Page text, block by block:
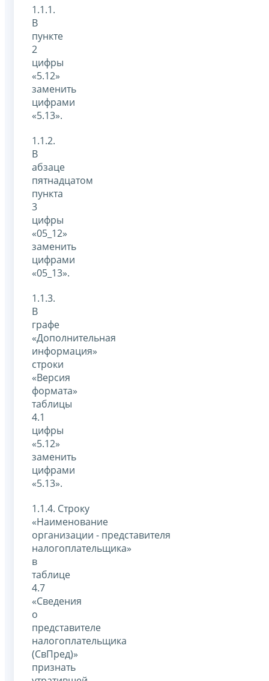
1.1.1.
В
пункте
2
цифры
«5.12»
заменить
цифрами
«5.13».
1.1.2.
В
абзаце
пятнадцатом
пункта
3
цифры
«05_12»
заменить
цифрами
«05_13».
1.1.3.
В
графе
«Дополнительная
информация»
строки
«Версия
формата»
таблицы
4.1
цифры
«5.12»
заменить
цифрами
«5.13».
1.1.4. Строку
«Наименование
организации - представителя
налогоплательщика»
в
таблице
4.7
«Сведения
о
представителе
налогоплательщика
(СвПред)»
признать